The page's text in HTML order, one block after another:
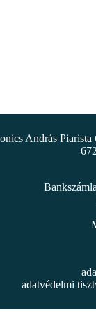
András
adatvédelmi